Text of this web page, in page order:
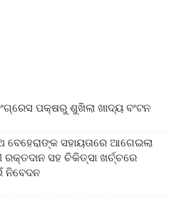
ପକ୍ଷରୁ ଶୁଖିଲା ଖାଦ୍ୟ ବଂଟନ
ବେହେରାଙ୍କ ସହାୟତାରେ ଆଗେଇଲା
ରକ୍ତଦାନ ସହ ଚିକିତ୍ସା ଖର୍ଚ୍ଚରେ
ନିବେଦନ